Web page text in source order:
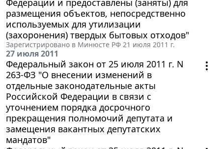
размещения объектов, непосредственно
используемых для утилизации
(захоронения) твердых бытовых отходов"
Зарегистрировано в Минюсте РФ 21 июля 2011 г.
27 июля 2011
Федеральный закон от 25 июля 2011 г. N
263-ФЗ "О внесении изменений в
отдельные законодательные акты
Российской Федерации в связи с
уточнением порядка досрочного
прекращения полномочий депутата и
замещения вакантных депутатских
мандатов"